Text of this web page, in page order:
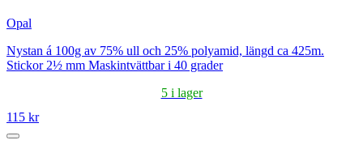
Opal
Nystan á 100g av 75% ull och 25% polyamid, längd ca 425m.
Stickor 2½ mm Maskintvättbar i 40 grader
5 i lager
115 kr